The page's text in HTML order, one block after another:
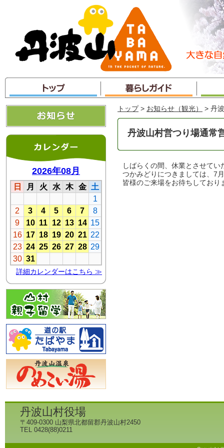
ャ
ン
プ
トップ > お知らせ（観光） > 丹
丹波山村営つり場通常
しばらくの間、休業とさせて
つかみどりにつきましては、7
皆様のご来場をお待ちしており
丹波山村役場
〒409-0300 山梨県北都留郡丹波山村2450
TEL 0428(88)0211